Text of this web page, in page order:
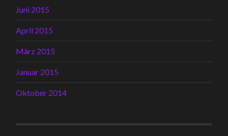
Juni 2015
April 2015
März 2015
Januar 2015
Oktober 2014